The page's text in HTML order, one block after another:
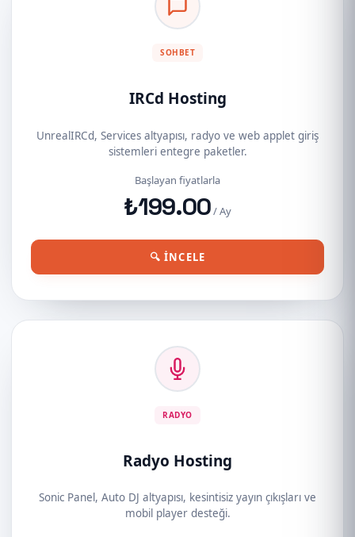
SOHBET
IRCd Hosting
UnrealIRCd, Services altyapısı, radyo ve web applet giriş
sistemleri entegre paketler.
Başlayan fiyatlarla
₺199.00/ Ay
🔍 İNCELE
RADYO
Radyo Hosting
Sonic Panel, Auto DJ altyapısı, kesintisiz yayın çıkışları ve
mobil player desteği.